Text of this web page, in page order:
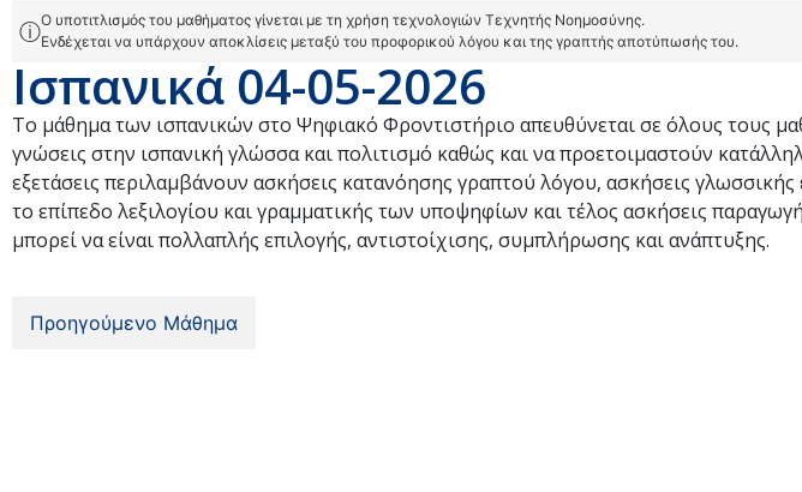
ⓘΟ υποτιτλισμός του μαθήματος γίνεται με τη χρήση τεχνολογιών Τεχνητής Νοημοσύνης.
Ενδέχεται να υπάρχουν αποκλίσεις μεταξύ του προφορικού λόγου και της γραπτής αποτύπωσής του.
Ισπανικά 04-05-2026
Το μάθημα των ισπανικών στο Ψηφιακό Φροντιστήριο απευθύνεται σε όλους τους
γνώσεις στην ισπανική γλώσσα και πολιτισμό καθώς και να προετοιμαστούν
εξετάσεις περιλαμβάνουν ασκήσεις κατανόησης γραπτού λόγου, ασκήσεις γλωσσικής
το επίπεδο λεξιλογίου και γραμματικής των υποψηφίων και τέλος ασκήσεις
μπορεί να είναι πολλαπλής επιλογής, αντιστοίχισης, συμπλήρωσης και ανάπτυξης.
Προηγούμενο Μάθημα